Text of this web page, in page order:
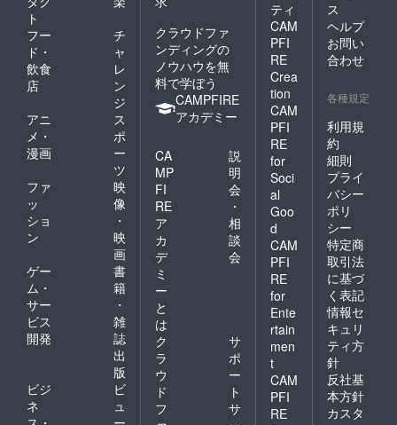
ト
フー
ド・
飲食
店
チ
ャ
レ
ン
ジ
アニ
メ・
漫画
ス
ポ
ー
ツ
ファ
ッ
ショ
ン
映
像
・
映
画
ゲー
ム・
サー
ビス
開発
書
籍
・
雑
誌
出
版
ビジ
ネ
ビ
ュ
クラウドファ
ンディングの
ノウハウを無
料で学ぼう
CAMPFIRE
アカデミー
CA
MP
FI
RE
ア
カ
デ
ミ
ー
と
は
説
明
会
・
相
談
会
ク
ラ
ウ
ド
フ
サ
ポ
ー
ト
サ
ティ
CAM
PFI
RE
Crea
tion
CAM
PFI
RE
for
Soci
al
Goo
d
CAM
PFI
RE
for
Ente
rtain
men
t
CAM
PFI
RE
ス
ヘルプ
お問い
合わせ
各種規定
利用規
約
細則
プライ
バシー
ポリ
シー
特定商
取引法
に基づ
く表記
情報セ
キュリ
ティ方
針
反社基
本方針
カスタ